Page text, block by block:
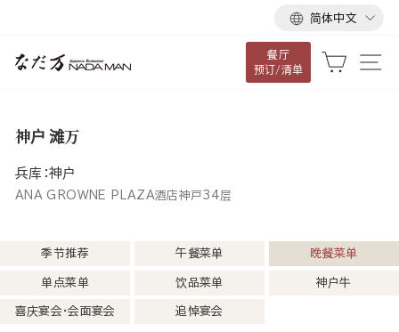
语
言
简体中文
餐厅
预订/清单
大车
神户 滩万
兵库：神户
ANA GROWNE PLAZA酒店神戸34层
季节推荐 午餐菜单 晚餐菜单
单点菜单 饮品菜单 神户牛
喜庆宴会・会面宴会 追悼宴会